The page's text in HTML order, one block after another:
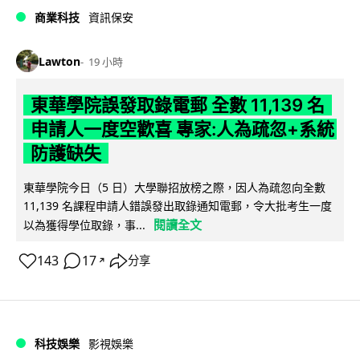
商業科技 資訊保安
Lawton 19 小時
東華學院誤發取錄電郵 全數 11,139 名
申請人一度空歡喜 專家:人為疏忽+系統
防護缺失
東華學院今日（5 日）大學聯招放榜之際，因人為疏忽向全數
11,139 名課程申請人錯誤發出取錄通知電郵，令大批考生一度
以為獲得學位取錄，事...
閱讀全文
143 17 ↗ 分享
科技娛樂 影視娛樂